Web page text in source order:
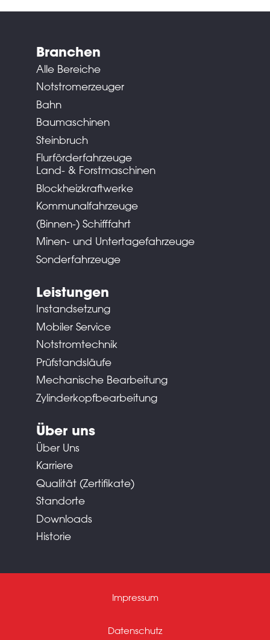
Branchen
Alle Bereiche
Notstromerzeuger
Bahn
Baumaschinen
Steinbruch
Flurförderfahrzeuge
Land- & Forstmaschinen
Blockheizkraftwerke
Kommunalfahrzeuge
(Binnen-) Schifffahrt
Minen- und Untertagefahrzeuge
Sonderfahrzeuge
Leistungen
Instandsetzung
Mobiler Service
Notstromtechnik
Prüfstandsläufe
Mechanische Bearbeitung
Zylinderkopfbearbeitung
Über uns
Über Uns
Karriere
Qualität (Zertifikate)
Standorte
Downloads
Historie
Impressum
Datenschutz